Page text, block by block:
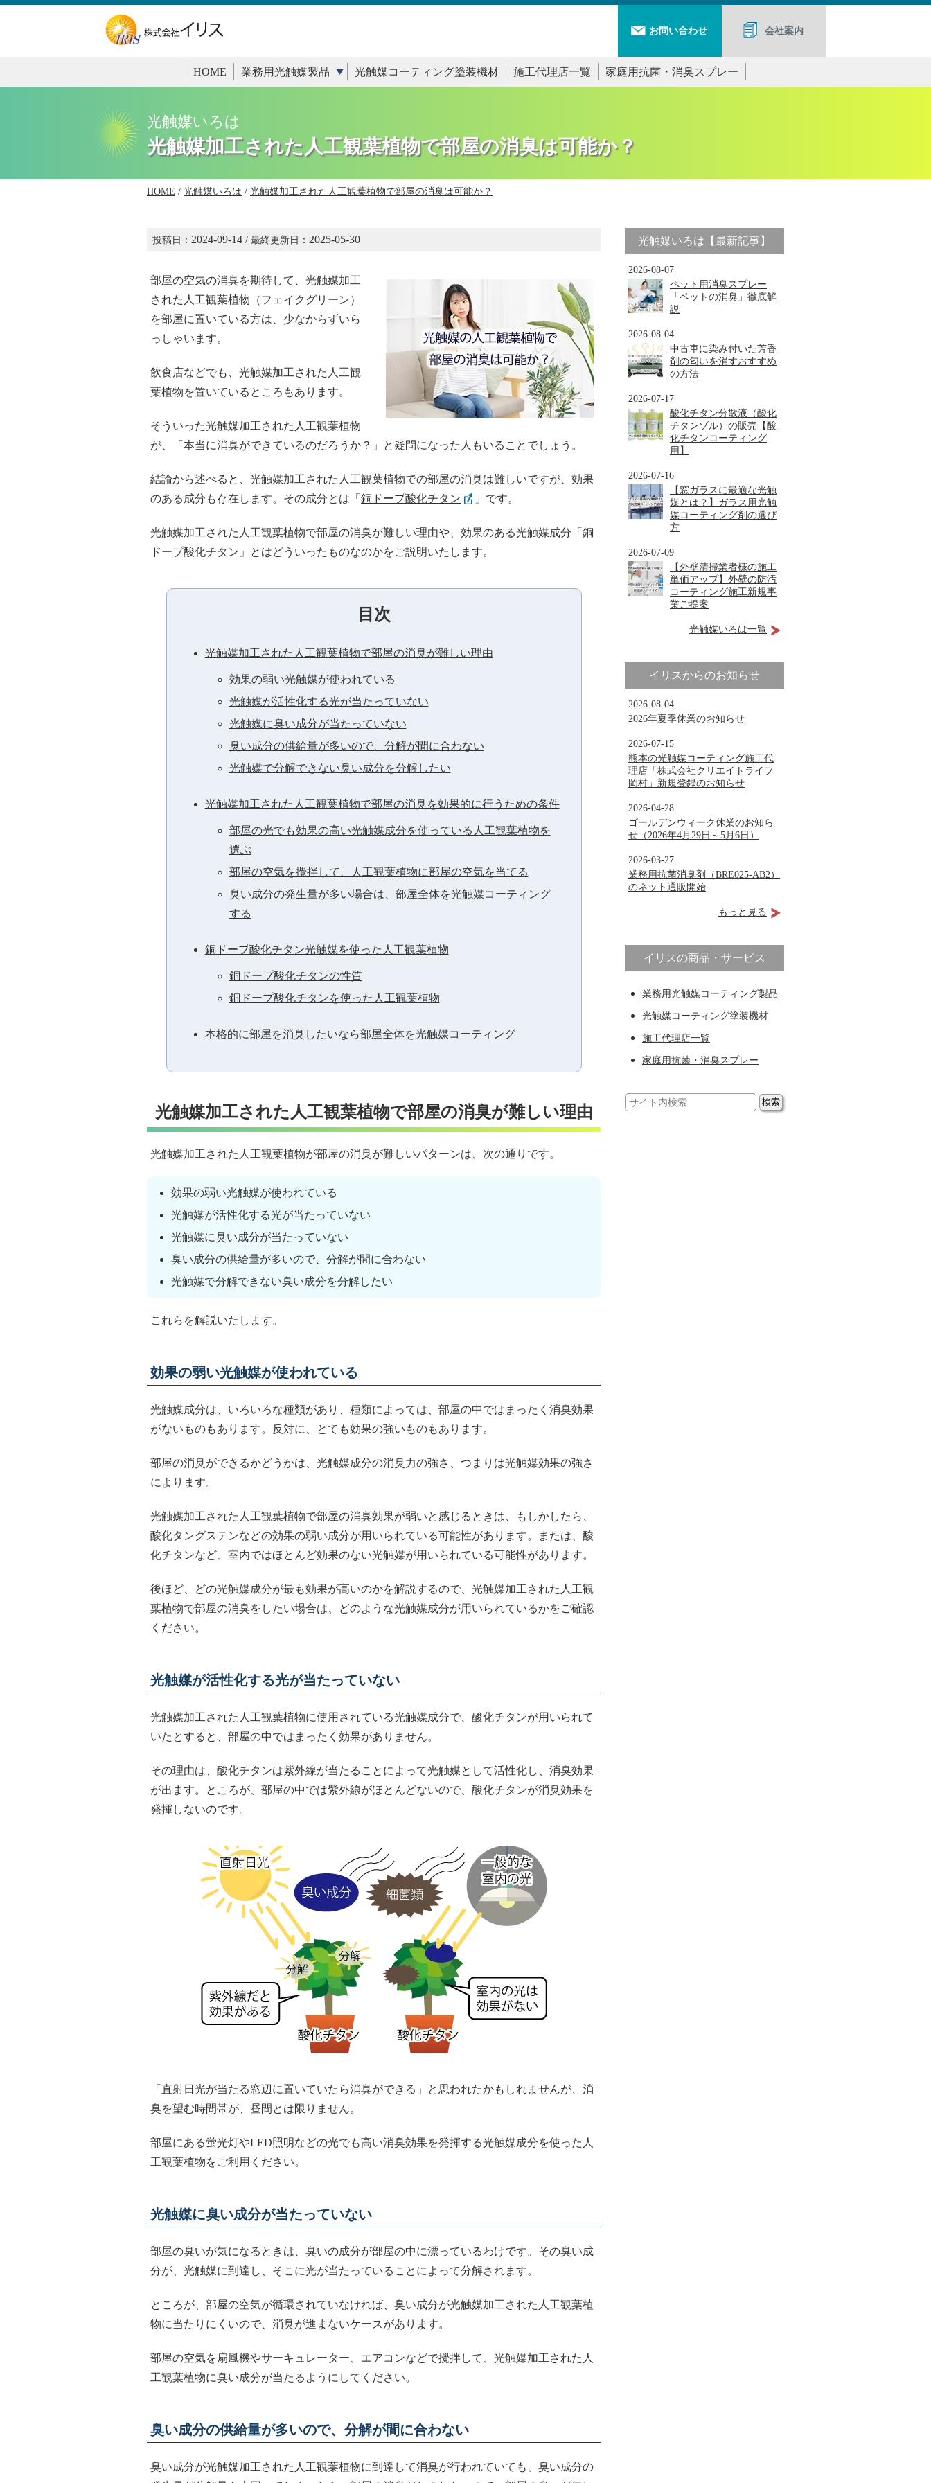
お問い合わせ 会社案内
HOME 業務用光触媒製品 光触媒コーティング塗装機材 施工代理店一覧 家庭用抗菌・消臭スプレー
光触媒いろは
光触媒加工された人工観葉植物で部屋の消臭は可能か？
HOME / 光触媒いろは / 光触媒加工された人工観葉植物で部屋の消臭は可能か？
投稿日： 2024-09-14 / 最終更新日： 2025-05-30
部屋の空気の消臭を期待して、光触媒加工
された人工観葉植物（フェイクグリーン）
を部屋に置いている方は、少なからずいら
っしゃいます。
飲食店などでも、光触媒加工された人工観
葉植物を置いているところもあります。
そういった光触媒加工された人工観葉植物
が、「本当に消臭ができているのだろうか？」と疑問になった人もいることでしょう。
結論から述べると、光触媒加工された人工観葉植物での部屋の消臭は難しいですが、効果
のある成分も存在します。その成分とは「 銅ドープ酸化チタン 」です。
光触媒加工された人工観葉植物で部屋の消臭が難しい理由や、効果のある光触媒成分「銅
ドープ酸化チタン」とはどういったものなのかをご説明いたします。
目次
光触媒加工された人工観葉植物で部屋の消臭が難しい理由
効果の弱い光触媒が使われている
光触媒が活性化する光が当たっていない
光触媒に臭い成分が当たっていない
臭い成分の供給量が多いので、分解が間に合わない
光触媒で分解できない臭い成分を分解したい
光触媒加工された人工観葉植物で部屋の消臭を効果的に行うための条件
部屋の光でも効果の高い光触媒成分を使っている人工観葉植物を
選ぶ
部屋の空気を攪拌して、人工観葉植物に部屋の空気を当てる
臭い成分の発生量が多い場合は、部屋全体を光触媒コーティング
する
銅ドープ酸化チタン光触媒を使った人工観葉植物
銅ドープ酸化チタンの性質
銅ドープ酸化チタンを使った人工観葉植物
本格的に部屋を消臭したいなら部屋全体を光触媒コーティング
光触媒加工された人工観葉植物で部屋の消臭が難しい理由
光触媒加工された人工観葉植物が部屋の消臭が難しいパターンは、次の通りです。
効果の弱い光触媒が使われている
光触媒が活性化する光が当たっていない
光触媒に臭い成分が当たっていない
臭い成分の供給量が多いので、分解が間に合わない
光触媒で分解できない臭い成分を分解したい
これらを解説いたします。
効果の弱い光触媒が使われている
光触媒成分は、いろいろな種類があり、種類によっては、部屋の中ではまったく消臭効果
がないものもあります。反対に、とても効果の強いものもあります。
部屋の消臭ができるかどうかは、光触媒成分の消臭力の強さ、つまりは光触媒効果の強さ
によります。
光触媒加工された人工観葉植物で部屋の消臭効果が弱いと感じるときは、もしかしたら、
酸化タングステンなどの効果の弱い成分が用いられている可能性があります。または、酸
化チタンなど、室内ではほとんど効果のない光触媒が用いられている可能性があります。
後ほど、どの光触媒成分が最も効果が高いのかを解説するので、光触媒加工された人工観
葉植物で部屋の消臭をしたい場合は、どのような光触媒成分が用いられているかをご確認
ください。
光触媒が活性化する光が当たっていない
光触媒加工された人工観葉植物に使用されている光触媒成分で、酸化チタンが用いられて
いたとすると、部屋の中ではまったく効果がありません。
その理由は、酸化チタンは紫外線が当たることによって光触媒として活性化し、消臭効果
が出ます。ところが、部屋の中では紫外線がほとんどないので、酸化チタンが消臭効果を
発揮しないのです。
「直射日光が当たる窓辺に置いていたら消臭ができる」と思われたかもしれませんが、消
臭を望む時間帯が、昼間とは限りません。
部屋にある蛍光灯やLED照明などの光でも高い消臭効果を発揮する光触媒成分を使った人
工観葉植物をご利用ください。
光触媒に臭い成分が当たっていない
部屋の臭いが気になるときは、臭いの成分が部屋の中に漂っているわけです。その臭い成
分が、光触媒に到達し、そこに光が当たっていることによって分解されます。
ところが、部屋の空気が循環されていなければ、臭い成分が光触媒加工された人工観葉植
物に当たりにくいので、消臭が進まないケースがあります。
部屋の空気を扇風機やサーキュレーター、エアコンなどで攪拌して、光触媒加工された人
工観葉植物に臭い成分が当たるようにしてください。
臭い成分の供給量が多いので、分解が間に合わない
臭い成分が光触媒加工された人工観葉植物に到達して消臭が行われていても、臭い成分の
光触媒いろは【最新記事】
2026-08-07
ペット用消臭スプレー
「ペットの消臭」徹底解
説
2026-08-04
中古車に染み付いた芳香
剤の匂いを消すおすすめ
の方法
2026-07-17
酸化チタン分散液（酸化
チタンゾル）の販売【酸
化チタンコーティング
用】
2026-07-16
【窓ガラスに最適な光触
媒とは？】ガラス用光触
媒コーティング剤の選び
方
2026-07-09
【外壁清掃業者様の施工
単価アップ】外壁の防汚
コーティング施工新規事
業ご提案
光触媒いろは一覧
イリスからのお知らせ
2026-08-04
2026年夏季休業のお知らせ
2026-07-15
熊本の光触媒コーティング施工代
理店「株式会社クリエイトライフ
岡村」新規登録のお知らせ
2026-04-28
ゴールデンウィーク休業のお知ら
せ（2026年4月29日～5月6日）
2026-03-27
業務用抗菌消臭剤（BRE025-AB2）
のネット通販開始
もっと見る
イリスの商品・サービス
業務用光触媒コーティング製品
光触媒コーティング塗装機材
施工代理店一覧
家庭用抗菌・消臭スプレー